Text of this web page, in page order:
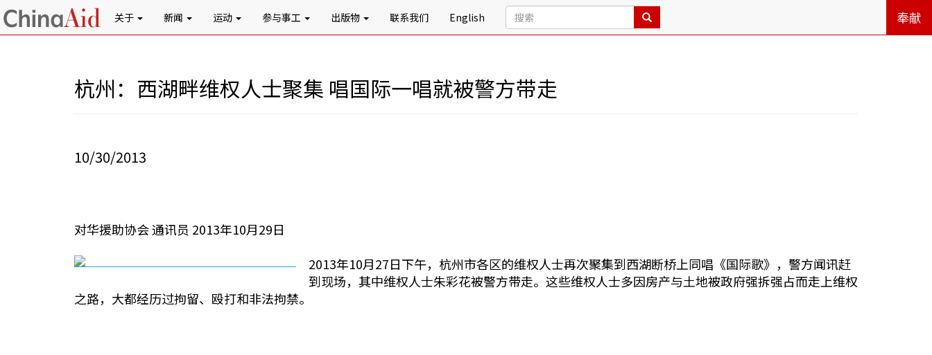
关于 新闻 运动 参与事工 出版物 联系我们 English 奉献
杭州：西湖畔维权人士聚集 唱国际一唱就被警方带走
10/30/2013
对华援助协会 通讯员 2013年10月29日
2013年10月27日下午，杭州市各区的维权人士再次聚集到西湖断桥上同唱《国际歌》，警方闻讯赶
到现场，其中维权人士朱彩花被警方带走。这些维权人士多因房产与土地被政府强拆强占而走上维权
之路，大都经历过拘留、殴打和非法拘禁。